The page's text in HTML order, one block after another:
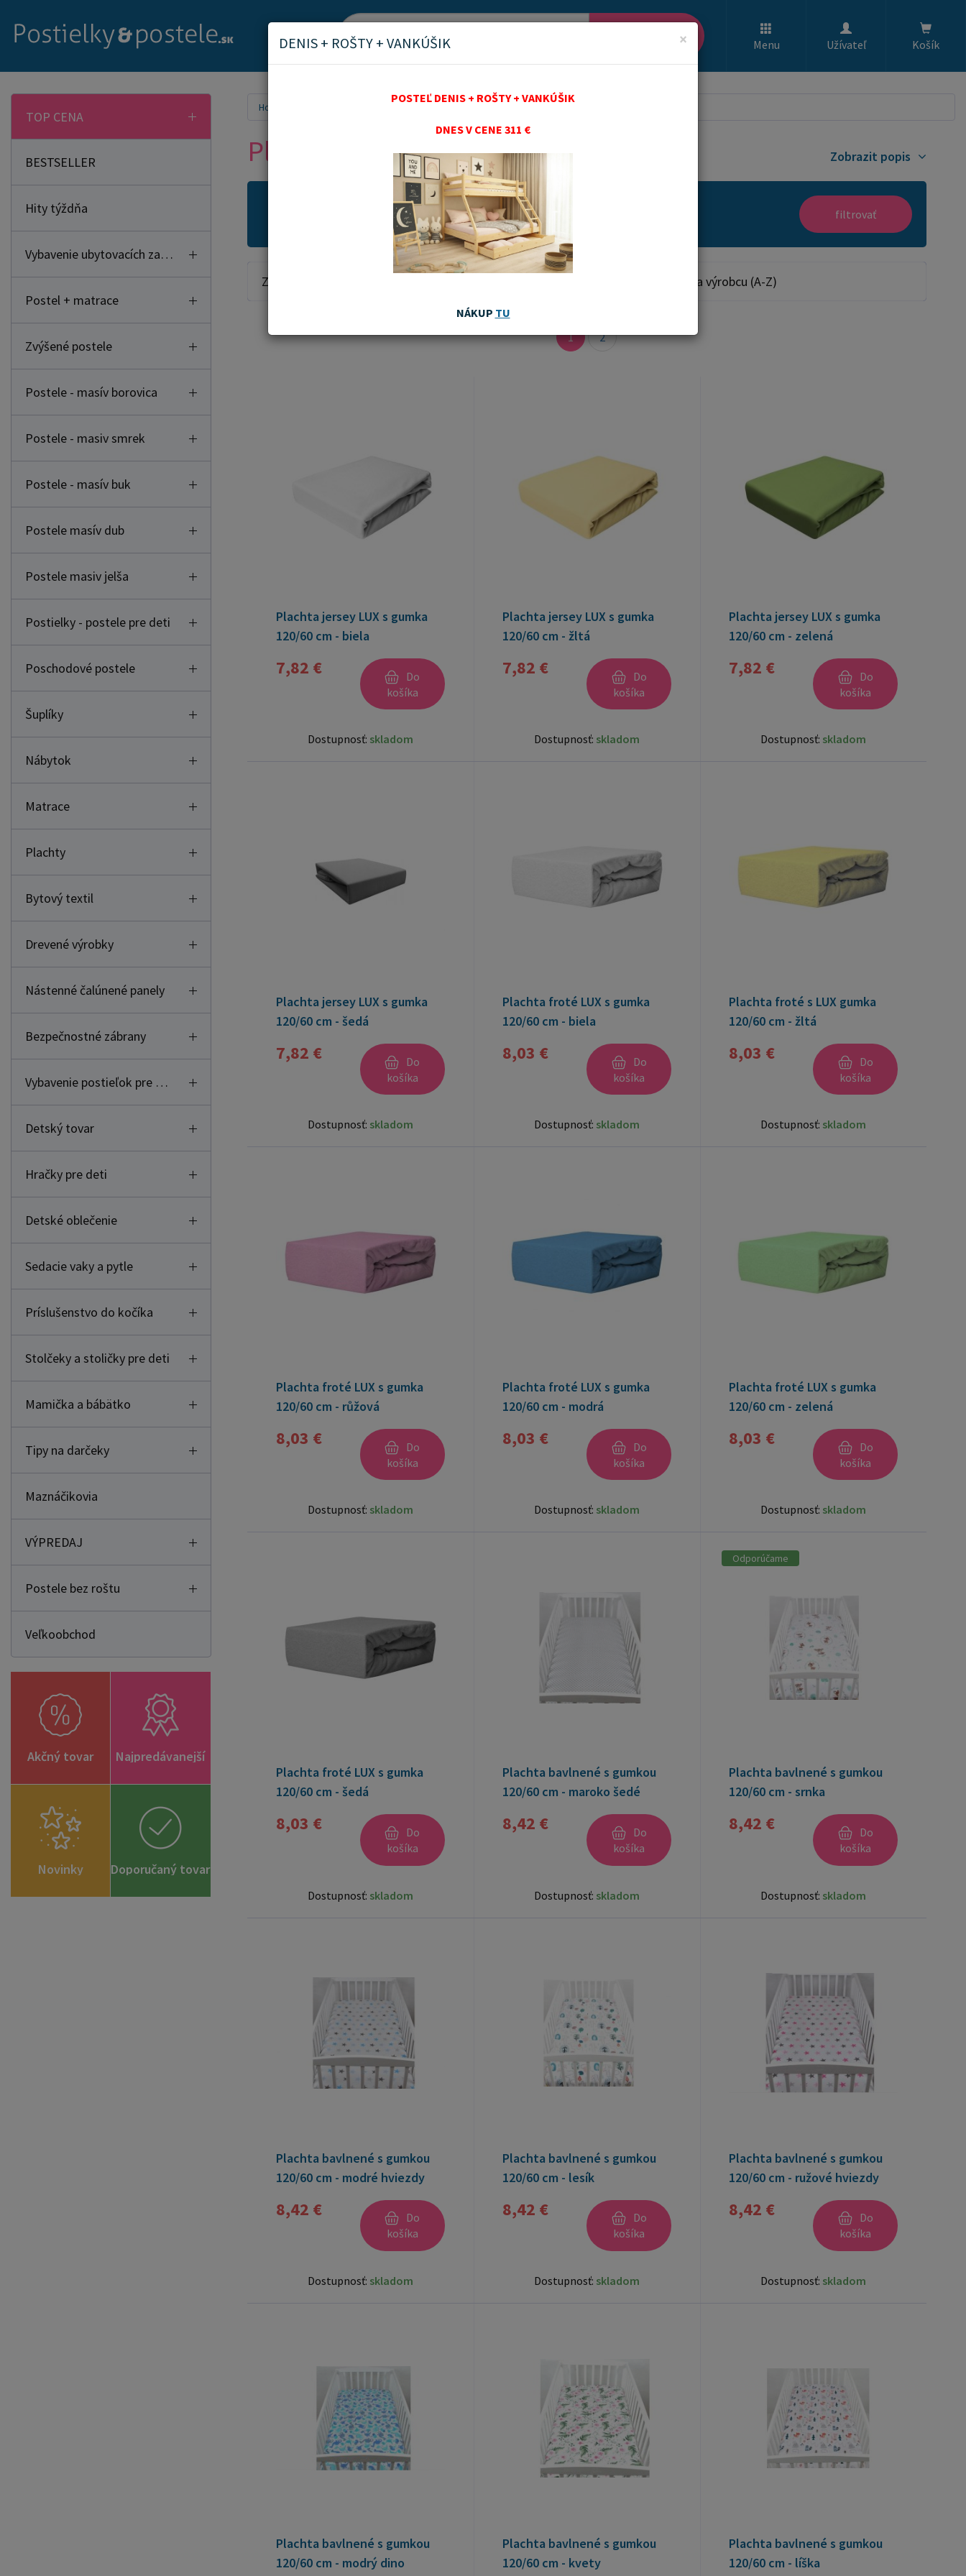
Menu Užívateľ Košík
TOP CENA
BESTSELLER
Hity týždňa
Vybavenie ubytovacích zariadení
Postel + matrace
Zvýšené postele
Postele - masív borovica
Postele - masiv smrek
Postele - masív buk
Postele masív dub
Postele masiv jelša
Postielky - postele pre deti
Poschodové postele
Šuplíky
Nábytok
Matrace
Plachty
Bytový textil
Drevené výrobky
Nástenné čalúnené panely
Bezpečnostné zábrany
Vybavenie postieľok pre deti
Detský tovar
Hračky pre deti
Detské oblečenie
Sedacie vaky a pytle
Príslušenstvo do kočíka
Stolčeky a stoličky pre deti
Mamička a bábätko
Tipy na darčeky
Maznáčikovia
VÝPREDAJ
Postele bez roštu
Veľkoobchod
Akčný tovar Najpredávanejší
Novinky Doporučaný tovar
Home
Plachty do postielok 120/60 cm Zobrazit popis
Akčný tovar Odporúčame filtrovať
Zoradiť od: Podľa výrobcu (A-Z)
1 2
Plachta jersey LUX s gumka
120/60 cm - biela
7,82 €
Do
košíka
Dostupnosť: skladom
Plachta jersey LUX s gumka
120/60 cm - žltá
7,82 €
Do
košíka
Dostupnosť: skladom
Plachta jersey LUX s gumka
120/60 cm - zelená
7,82 €
Do
košíka
Dostupnosť: skladom
Plachta jersey LUX s gumka
120/60 cm - šedá
7,82 €
Do
košíka
Dostupnosť: skladom
Plachta froté LUX s gumka
120/60 cm - biela
8,03 €
Do
košíka
Dostupnosť: skladom
Plachta froté s LUX gumka
120/60 cm - žltá
8,03 €
Do
košíka
Dostupnosť: skladom
Plachta froté LUX s gumka
120/60 cm - růžová
8,03 €
Do
košíka
Dostupnosť: skladom
Plachta froté LUX s gumka
120/60 cm - modrá
8,03 €
Do
košíka
Dostupnosť: skladom
Plachta froté LUX s gumka
120/60 cm - zelená
8,03 €
Do
košíka
Dostupnosť: skladom
Plachta froté LUX s gumka
120/60 cm - šedá
8,03 €
Do
košíka
Dostupnosť: skladom
Plachta bavlnené s gumkou
120/60 cm - maroko šedé
8,42 €
Do
košíka
Dostupnosť: skladom
Odporúčame
Plachta bavlnené s gumkou
120/60 cm - srnka
8,42 €
Do
košíka
Dostupnosť: skladom
Plachta bavlnené s gumkou
120/60 cm - modré hviezdy
8,42 €
Do
košíka
Dostupnosť: skladom
Plachta bavlnené s gumkou
120/60 cm - lesík
8,42 €
Do
košíka
Dostupnosť: skladom
Plachta bavlnené s gumkou
120/60 cm - ružové hviezdy
8,42 €
Do
košíka
Dostupnosť: skladom
Plachta bavlnené s gumkou
120/60 cm - modrý dino
Plachta bavlnené s gumkou
120/60 cm - kvety
Plachta bavlnené s gumkou
120/60 cm - líška
×
DENIS + ROŠTY + VANKÚŠIK
POSTEĽ DENIS + ROŠTY + VANKÚŠIK
DNES V CENE 311 €
NÁKUP TU